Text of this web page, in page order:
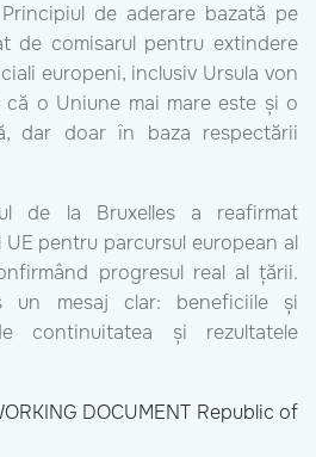
de aderare bazată pe
de comisarul pentru extindere
europeni, inclusiv Ursula von
o Uniune mai mare este și o
dar doar în baza respectării
de la Bruxelles a reafirmat
pentru parcursul european al
progresul real al țării.
un mesaj clar: beneficiile și
continuitatea și rezultatele
DOCUMENT Republic of